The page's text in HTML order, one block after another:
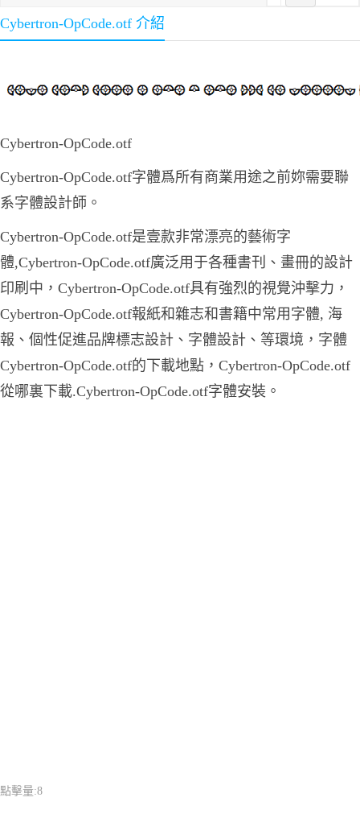
Cybertron-OpCode.otf 介紹
Cybertron-OpCode.otf
Cybertron-OpCode.otf字體爲所有商業用途之前妳需要聯
系字體設計師。
Cybertron-OpCode.otf是壹款非常漂亮的藝術字
體,Cybertron-OpCode.otf廣泛用于各種書刊、畫冊的設計
印刷中，Cybertron-OpCode.otf具有強烈的視覺沖擊力，
Cybertron-OpCode.otf報紙和雜志和書籍中常用字體, 海
報、個性促進品牌標志設計、字體設計、等環境，字體
Cybertron-OpCode.otf的下載地點，Cybertron-OpCode.otf
從哪裏下載.Cybertron-OpCode.otf字體安裝。
點擊量:8